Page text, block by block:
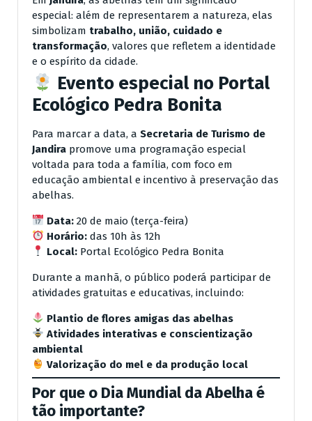
especial: além de representarem a natureza, elas
simbolizam trabalho, união, cuidado e
transformação, valores que refletem a identidade
e o espírito da cidade.
Evento especial no Portal
Ecológico Pedra Bonita
Para marcar a data, a Secretaria de Turismo de
Jandira promove uma programação especial
voltada para toda a família, com foco em
educação ambiental e incentivo à preservação das
abelhas.
Data: 20 de maio (terça-feira)
Horário: das 10h às 12h
Local: Portal Ecológico Pedra Bonita
Durante a manhã, o público poderá participar de
atividades gratuitas e educativas, incluindo:
Plantio de flores amigas das abelhas
Atividades interativas e conscientização
ambiental
Valorização do mel e da produção local
Por que o Dia Mundial da Abelha é
tão importante?